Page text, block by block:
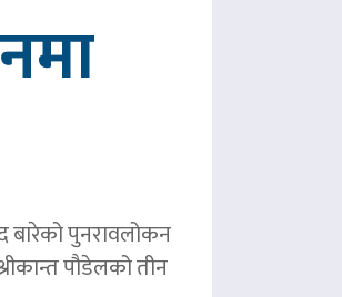
बारेको पुनरावलोकन
पौडेलको तीन